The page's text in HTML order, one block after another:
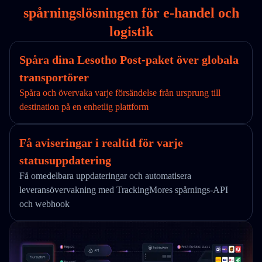
spårningslösningen för e-handel och
logistik
Spåra dina Lesotho Post-paket över globala
transportörer
Spåra och övervaka varje försändelse från ursprung till
destination på en enhetlig plattform
Få aviseringar i realtid för varje
statusuppdatering
Få omedelbara uppdateringar och automatisera
leveransövervakning med TrackingMores spårnings-API
och webhook